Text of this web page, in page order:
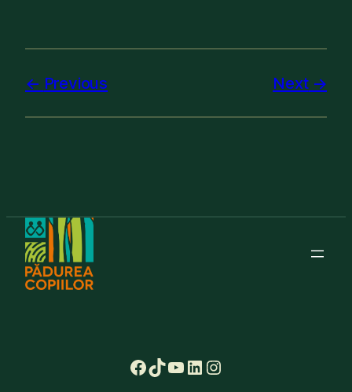
Previous Next
Facebook
TikTok
YouTube
LinkedIn
Instagram